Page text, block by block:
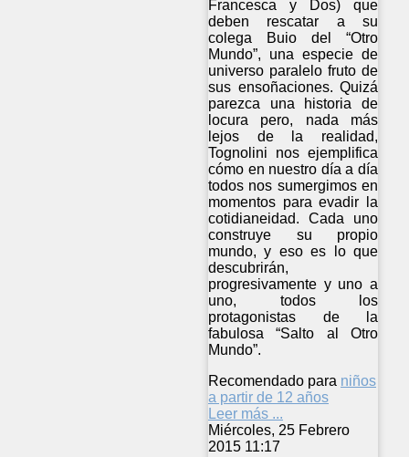
Francesca y Dos) que
deben rescatar a su
colega Buio del “Otro
Mundo”, una especie de
universo paralelo fruto de
sus ensoñaciones. Quizá
parezca una historia de
locura pero, nada más
lejos de la realidad,
Tognolini nos ejemplifica
cómo en nuestro día a día
todos nos sumergimos en
momentos para evadir la
cotidianeidad. Cada uno
construye su propio
mundo, y eso es lo que
descubrirán,
progresivamente y uno a
uno, todos los
protagonistas de la
fabulosa “Salto al Otro
Mundo”.
Recomendado para niños
a partir de 12 años
Leer más ...
Miércoles, 25 Febrero
2015 11:17